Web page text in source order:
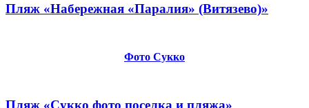
Пляж «Набережная «Паралия» (Витязево)»
Фото Сукко
Пляж «Сукко фото поселка и пляжа»